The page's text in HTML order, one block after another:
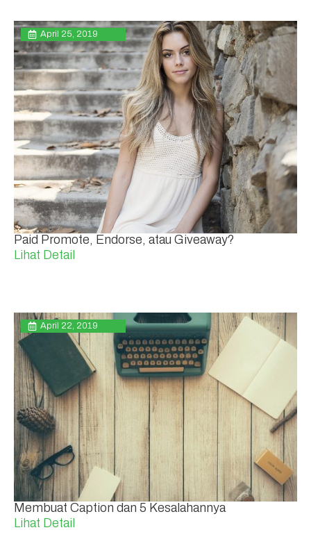
April 25, 2019
Paid Promote, Endorse, atau Giveaway?
Lihat Detail
April 22, 2019
Membuat Caption dan 5 Kesalahannya
Lihat Detail